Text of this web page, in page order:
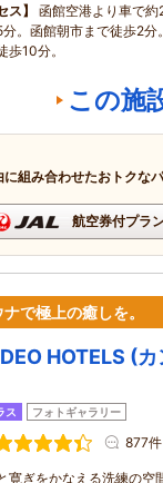
ス
函館空港より車で
分。函館朝市まで徒歩2分
歩10分。
この施
組み合わせたおトクな
航空券付プラ
で極上の癒しを。
HOTELS (
ス フォトギャラリー
877件
寛ぎをかなえる洗練の空